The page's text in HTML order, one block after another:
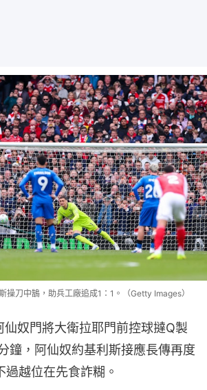
操刀中鵠，助兵工廠追成1：1。（Getty Images）
仙奴門將大衛拉耶門前控球撻Q製
鐘，阿仙奴約基利斯接應長傳再度
越位在先食詐糊。